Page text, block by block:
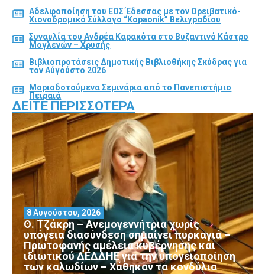
Αδελφοποίηση του ΕΟΣ Έδεσσας με τον Ορειβατικό-
Χιονοδρομικό Σύλλογο “Kopaonik” Βελιγραδίου
Συναυλία του Ανδρέα Καρακότα στο Βυζαντινό Κάστρο
Μογλενών – Χρυσής
Βιβλιοπροτάσεις Δημοτικής Βιβλιοθήκης Σκύδρας για
τον Αύγούστο 2026
Μοριοδοτούμενα Σεμινάρια από το Πανεπιστήμιο
Πειραιά
ΔΕΊΤΕ ΠΕΡΙΣΣΌΤΕΡΑ
Θ. Τζάκρη – Ανεμογεννήτρια χωρίς
υπόγεια διασύνδεση σημαίνει πυρκαγιά –
Πρωτοφανής αμέλεια κυβέρνησης και
ιδιωτικού ΔΕΔΔΗΕ για την υπογειοποίηση
των καλωδίων – Χάθηκαν τα κονδύλια
8 Αυγούστου, 2026